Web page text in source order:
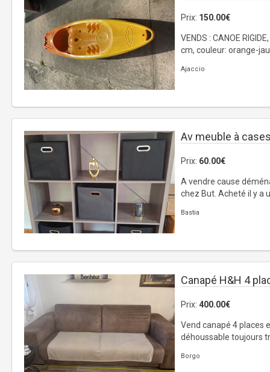
Prix: 150.00€
VENDS : CANOE
cm, couleur: orange-
Ajaccio
Av meuble à
Prix: 60.00€
A vendre cause
chez But. Acheté il y a
Bastia
Canapé H&H 4
Prix: 400.00€
Vend canapé 4 places
déhoussable toujours
Borgo